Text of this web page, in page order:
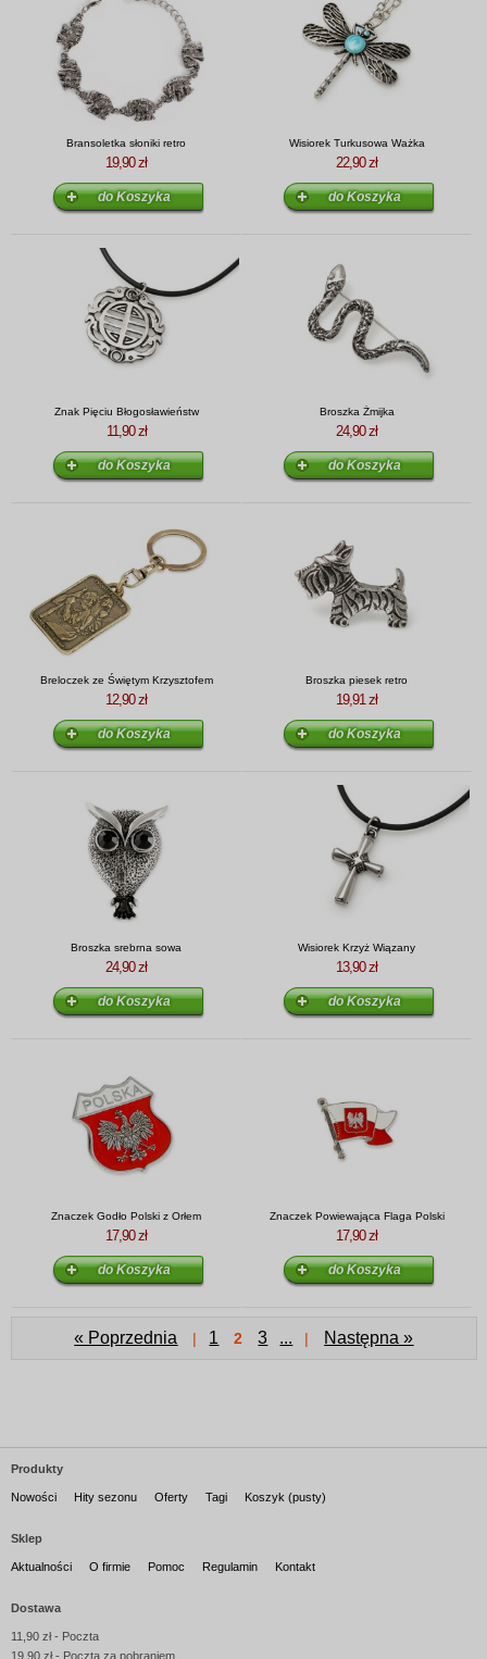
Bransoletka słoniki retro
19,90 zł
Wisiorek Turkusowa Ważka
22,90 zł
Znak Pięciu Błogosławieństw
11,90 zł
Broszka Żmijka
24,90 zł
Breloczek ze Świętym Krzysztofem
12,90 zł
Broszka piesek retro
19,91 zł
Broszka srebrna sowa
24,90 zł
Wisiorek Krzyż Wiązany
13,90 zł
Znaczek Godło Polski z Orłem
17,90 zł
Znaczek Powiewająca Flaga Polski
17,90 zł
« Poprzednia | 1 2 3 ... | Następna »
Produkty
Nowości Hity sezonu Oferty Tagi Koszyk (pusty)
Sklep
Aktualności O firmie Pomoc Regulamin Kontakt
Dostawa
11,90 zł - Poczta
19,90 zł - Poczta za pobraniem